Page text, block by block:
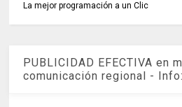
La mejor programación a un Clic
PUBLICIDAD EFECTIVA en
comunicación regional -